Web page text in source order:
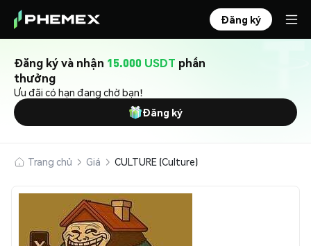
Đăng ký
Đăng ký và nhận 15.000 USDT phần
thưởng
Ưu đãi có hạn đang chờ bạn!
Đăng ký
Trang chủ Giá CULTURE (Culture)